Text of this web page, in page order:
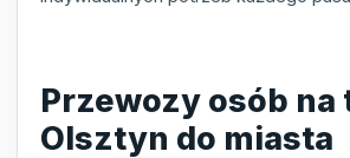
Przewozy osób na
Olsztyn do miasta